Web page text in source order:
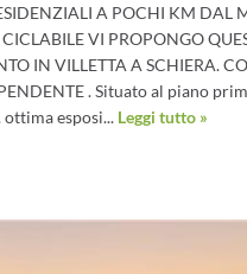
A POCHI KM DAL
VI PROPONGO
IN VILLETTA A SCHIERA.
. Situato al piano
esposi... Leggi tutto »